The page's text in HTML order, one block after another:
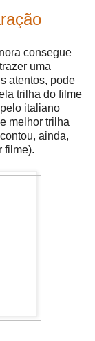
consegue
uma
atentos, pode
trilha do filme
italiano
melhor trilha
ainda,
filme).